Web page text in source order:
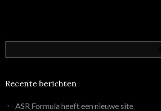
Recente berichten
ASR Formula heeft een nieuwe site